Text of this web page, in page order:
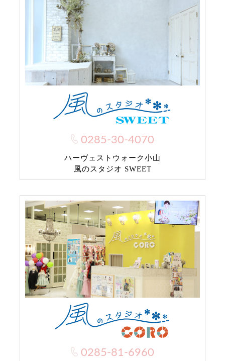
0285-30-4070
ハーヴェストウォーク小山
風のスタジオ SWEET
0285-81-6960